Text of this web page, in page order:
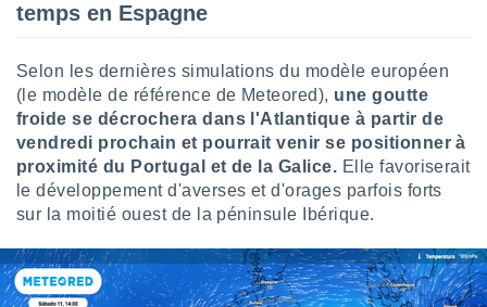
pas
à
notre
cas,
que
temps en Espagne
Selon les dernières simulations du modèle européen
(le modèle de référence de Meteored), une goutte
froide se décrochera dans l'Atlantique à partir de
vendredi prochain et pourrait venir se positionner à
proximité du Portugal et de la Galice. Elle favoriserait
le développement d'averses et d'orages parfois forts
sur la moitié ouest de la péninsule Ibérique.